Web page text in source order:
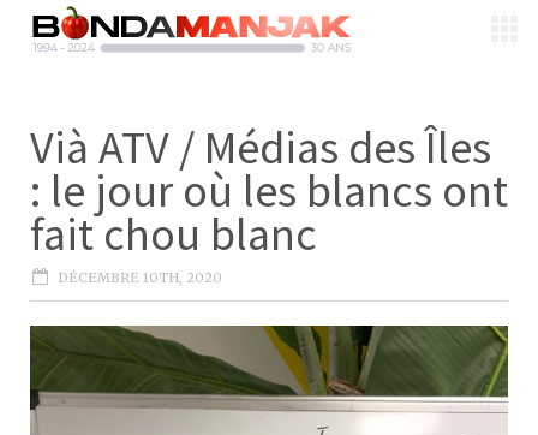
Vià ATV / Médias des Îles
: le jour où les blancs ont
fait chou blanc
DÉCEMBRE 10TH, 2020